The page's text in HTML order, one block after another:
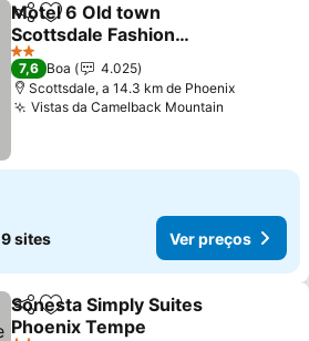
PartilharAdicionar aos favoritos
Motel 6 Old town
Scottsdale Fashion
Square
2 Estrelas
7,6 Boa
4.025
Scottsdale, a 14.3 km de Phoenix
Vistas da Camelback Mountain
9 sites Ver preços
PartilharAdicionar aos favoritos
Sonesta Simply Suites
Phoenix Tempe